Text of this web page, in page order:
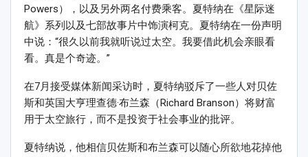
Powers），以及另外两名付费乘客。夏特纳在《星际迷
航》系列以及七部故事片中饰演柯克。夏特纳在一份声明
中说：“很久以前我就听说过太空。我要借此机会亲眼看
看。真是个奇迹。”
在7月接受媒体新闻采访时，夏特纳驳斥了一些人对贝佐
斯和英国大亨理查德·布兰森（Richard Branson）将财富
用于太空旅行，而不是投资于社会事业的批评。
夏特纳说，他相信贝佐斯和布兰森可以随心所欲地花掉他